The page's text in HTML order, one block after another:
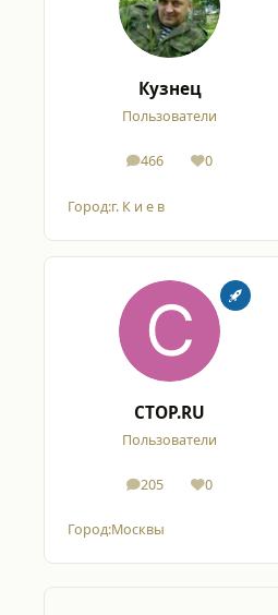
Кузнец
Пользователи
466
сообщения
0
Репутация
Город:г. К и е в
CTOP.RU
Пользователи
205
сообщения
0
Репутация
Город:Москвы